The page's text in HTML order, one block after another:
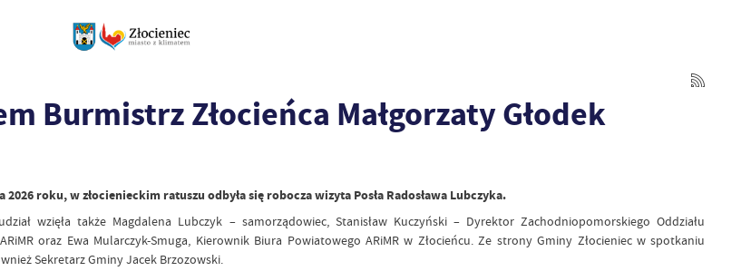
Burmistrz Złocieńca Małgorzaty Głodek
2026 roku, w złocienieckim ratuszu odbyła się robocza wizyta Posła Radosława Lubczyka.
wzięła także Magdalena Lubczyk – samorządowiec, Stanisław Kuczyński – Dyrektor Zachodniopomorskiego Oddziału
oraz Ewa Mularczyk-Smuga, Kierownik Biura Powiatowego ARiMR w Złocieńcu. Ze strony Gminy Złocieniec w spotkaniu
Sekretarz Gminy Jacek Brzozowski.